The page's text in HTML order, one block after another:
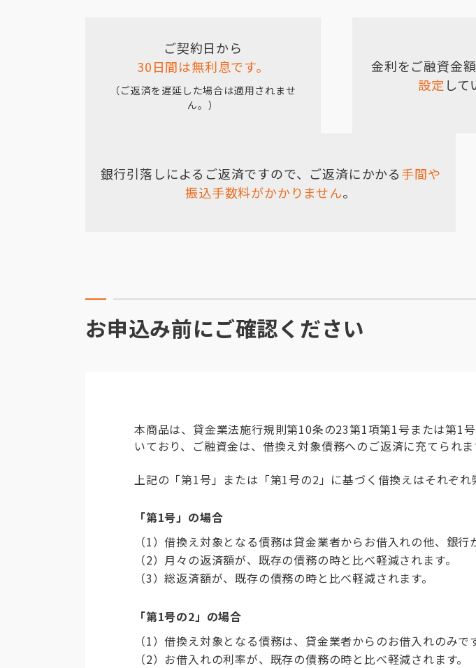
ご契約日から
30日間は無利息です。
（ご返済を遅延した場合は適用されませ
ん。）
金利をご融資金
設定 して
銀行引落しによるご返済ですので、ご返済にかかる手間や
振込手数料がかかりません。
お申込み前にご確認ください
本商品は、貸金業法施行規則第10条の23第1項第1号または第1
いており、ご融資金は、借換え対象債務へのご返済に充てられま
上記の「第1号」または「第1号の2」に基づく借換えはそれぞ
「第1号」の場合
（1）借換え対象となる債務は貸金業者からお借入れの他、銀行
（2）月々の返済額が、既存の債務の時と比べ軽減されます。
（3）総返済額が、既存の債務の時と比べ軽減されます。
「第1号の2」の場合
（1）借換え対象となる債務は、貸金業者からのお借入れのみ
（2）お借入れの利率が、既存の債務の時と比べ軽減されます。